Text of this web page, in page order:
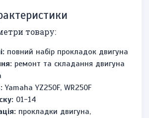
товару:
повний набір прокладок двигуна
ремонт та складання двигуна
Yamaha YZ250F, WR250F
01-14
прокладки двигуна,